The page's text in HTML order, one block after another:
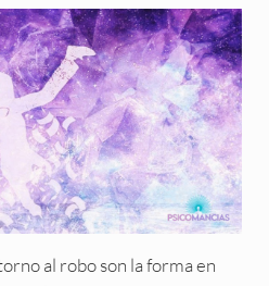
al robo son la forma en